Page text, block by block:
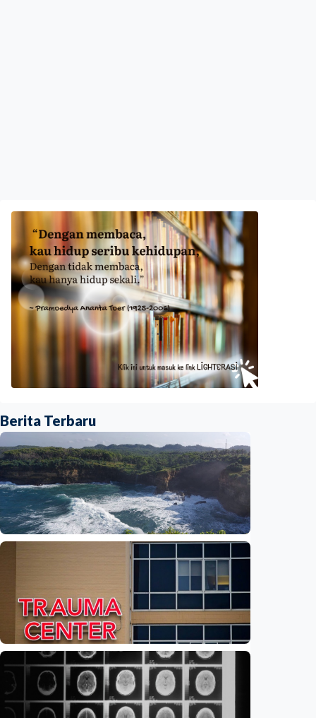
Berita Terbaru
Feature – Dari Laut Jawa ke Laut Banda:
Jejak air tawar ungkap rahasia laut
Indonesia
Indonesia•09 Aug 2026
Iptek
Feature – Di tengah riuh IGD, AI bantu
tentukan pasien yang harus didahulukan